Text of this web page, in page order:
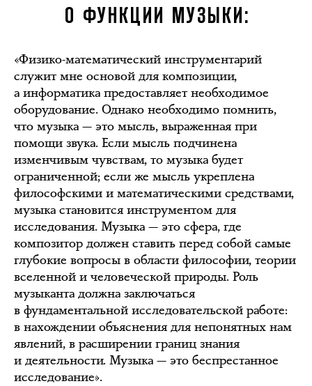
О ФУНКЦИИ МУЗЫКИ:
«Физико-математический инструментарий
служит мне основой для композиции,
а информатика предоставляет необходимое
оборудование. Однако необходимо помнить,
что музыка — это мысль, выраженная при
помощи звука. Если мысль подчинена
изменчивым чувствам, то музыка будет
ограниченной; если же мысль укреплена
философскими и математическими средствами,
музыка становится инструментом для
исследования. Музыка — это сфера, где
композитор должен ставить перед собой самые
глубокие вопросы в области философии, теории
вселенной и человеческой природы. Роль
музыканта должна заключаться
в фундаментальной исследовательской работе:
в нахождении объяснения для непонятных нам
явлений, в расширении границ знания
и деятельности. Музыка — это беспрестанное
исследование».